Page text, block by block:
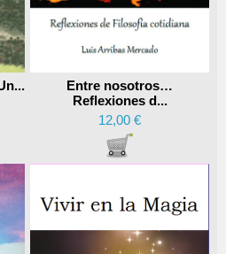
Entre nosotros…
Reflexiones d...
12,00 €